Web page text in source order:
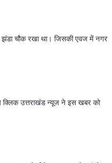
झंडा चौक रखा था। जिसकी एवज में नगर
क्लिक उत्तराखंड न्यूज ने इस खबर को